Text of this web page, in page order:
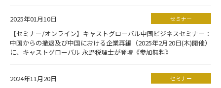
2025年01月10日 セミナー
【セミナー/オンライン】キャストグローバル中国ビジネスセミナー：
中国からの撤退及び中国における企業再編（2025年2月20日(木)開催）
に、キャストグローバル 永野税理士が登壇《参加無料》
2024年11月20日 セミナー